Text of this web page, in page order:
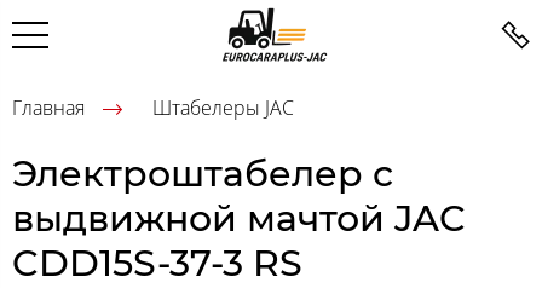
Главная Штабелеры JAC
Электроштабелер с
выдвижной мачтой JAC
CDD15S-37-3 RS